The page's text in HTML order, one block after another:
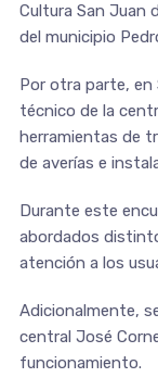
Cultura San Juan
del municipio
Por otra parte, en
técnico de la
herramientas de
de averías e
Durante este
abordados
atención a los
Adicionalmente,
central José
funcionamiento.